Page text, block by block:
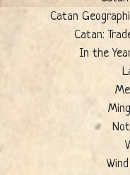
Catan
Catan:
In the